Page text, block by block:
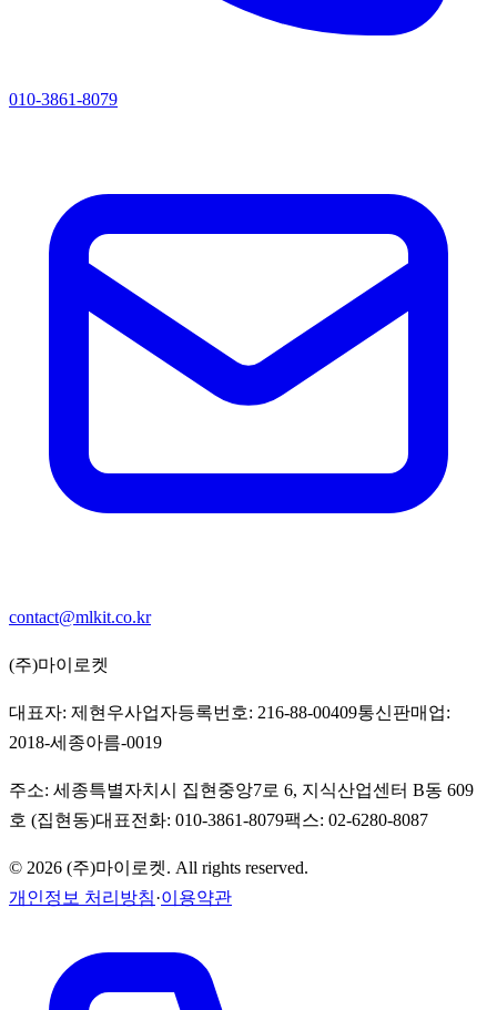
010-3861-8079
contact@mlkit.co.kr
(주)마이로켓
대표자: 제현우사업자등록번호: 216-88-00409통신판매업:
2018-세종아름-0019
주소: 세종특별자치시 집현중앙7로 6, 지식산업센터 B동 609
호 (집현동)대표전화: 010-3861-8079팩스: 02-6280-8087
© 2026 (주)마이로켓. All rights reserved.
개인정보 처리방침·이용약관